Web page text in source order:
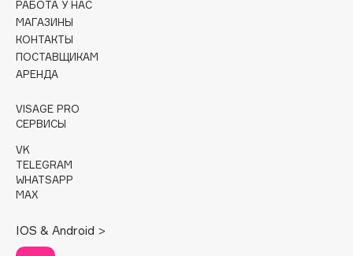
Cunzite
Curaprox
d'Alba
DARLING*
Darphin
Deonica
Dessange
РАБОТА У НАС
МАГАЗИНЫ
КОНТАКТЫ
ПОСТАВЩИКАМ
АРЕНДА
VISAGE PRO
СЕРВИСЫ
VK
TELEGRAM
WHATSAPP
MAX
IOS & Android >